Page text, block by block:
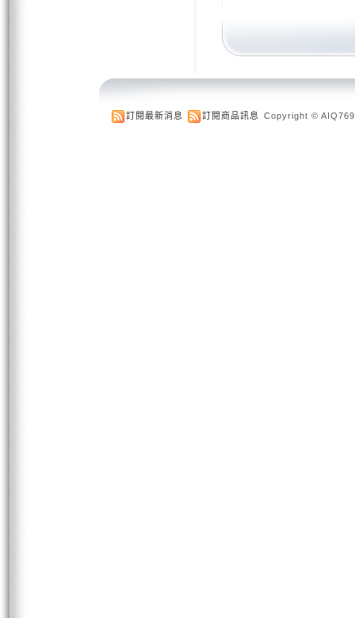
訂閱最新消息 訂閱商品訊息 Copyright ©